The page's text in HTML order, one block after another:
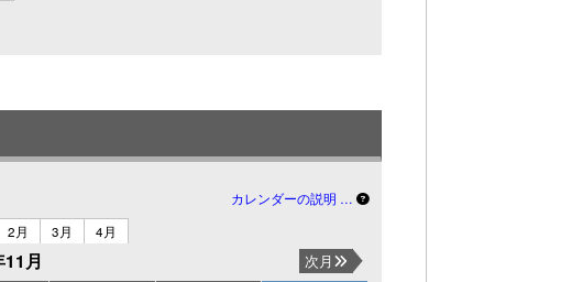
カレンダーの説明 …
2月 3月 4月
月 次月